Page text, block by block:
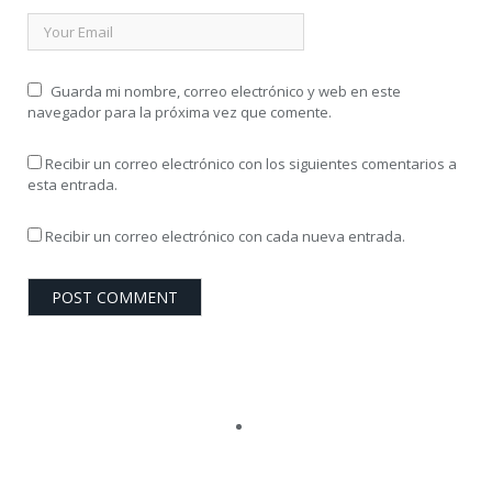
Guarda mi nombre, correo electrónico y web en este
navegador para la próxima vez que comente.
Recibir un correo electrónico con los siguientes comentarios a
esta entrada.
Recibir un correo electrónico con cada nueva entrada.